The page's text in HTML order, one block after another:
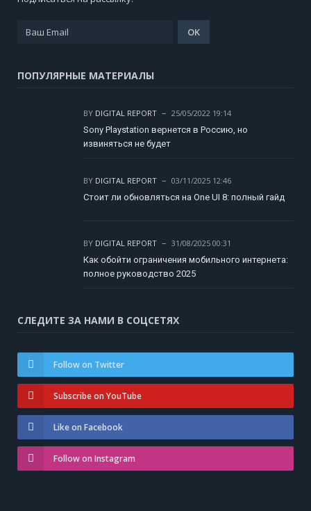
ПОПУЛЯРНЫЕ МАТЕРИАЛЫ
BY DIGITAL REPORT
25/05/2022 19:14
Sony Playstation вернется в Россию, но
извиняться не будет
BY DIGITAL REPORT
03/11/2025 12:46
Стоит ли обновляться на One UI 8: полный гайд
BY DIGITAL REPORT
31/08/2025 00:31
Как обойти ограничения мобильного интернета:
полное руководство 2025
СЛЕДИТЕ ЗА НАМИ В СОЦСЕТЯХ
Follow on Twitter
Subscribe on YouTube
Like on Facebook
Follow on Instagram